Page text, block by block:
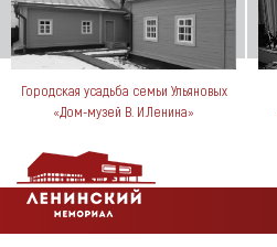
Городская усадьба семьи Ульяновых
«Дом-музей В. И.Ленина»